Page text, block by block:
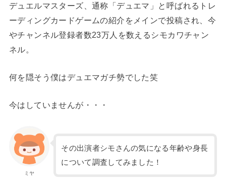
デュエルマスターズ、通称「デュエマ」と呼ばれるトレ
ーディングカードゲームの紹介をメインで投稿され、今
やチャンネル登録者数23万人を数えるシモカワチャン
ネル。
何を隠そう僕はデュエマガチ勢でした笑
今はしていませんが・・・
ミヤ
その出演者シモさんの気になる年齢や身長
について調査してみました！